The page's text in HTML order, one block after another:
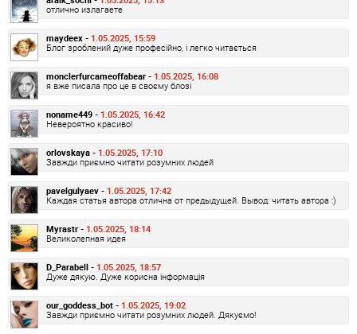
отлично излагаете
maydeex - 1.05.2025, 15:59
Блог зроблений дуже професійно, і легко читається
monclerfurcameoffabear - 1.05.2025, 16:08
я вже писала про це в своєму блозі
noname449 - 1.05.2025, 16:42
Невероятно красиво!
orlovskaya - 1.05.2025, 17:10
Завжди приємно читати розумних людей
pavelgulyaev - 1.05.2025, 17:42
Каждая статья автора отлична от предыдущей. Вывод: читать автора :)
Myrastr - 1.05.2025, 18:14
Великолепная идея
D_Parabell - 1.05.2025, 18:57
Дуже дякую. Дуже корисна інформація
our_goddess_bot - 1.05.2025, 19:02
Завжди приємно читати розумних людей. Дякуємо!